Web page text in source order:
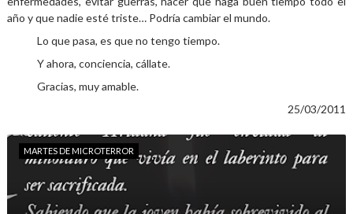
año y que nadie esté triste… Podría cambiar el mundo.
Lo que pasa, es que no tengo tiempo.
Y ahora, conciencia, cállate.
Gracias, muy amable.
25/03/2011
MARTES DE MICROTERROR